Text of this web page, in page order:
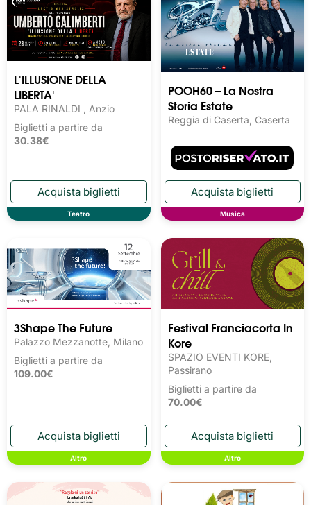
L'ILLUSIONE DELLA
LIBERTA'
PALA RINALDI , Anzio
Biglietti a partire da
30.38€
Teatro
POOH60 – La Nostra
Storia Estate
Reggia di Caserta, Caserta
Musica
3Shape The Future
Palazzo Mezzanotte, Milano
Biglietti a partire da
109.00€
Altro
Festival Franciacorta In
Kore
SPAZIO EVENTI KORE,
Passirano
Biglietti a partire da
70.00€
Altro